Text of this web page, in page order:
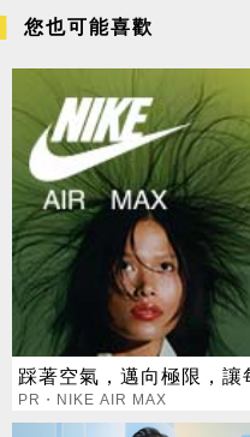
您也可能喜歡
踩著空氣，邁向極限，讓
PR・NIKE AIR MAX